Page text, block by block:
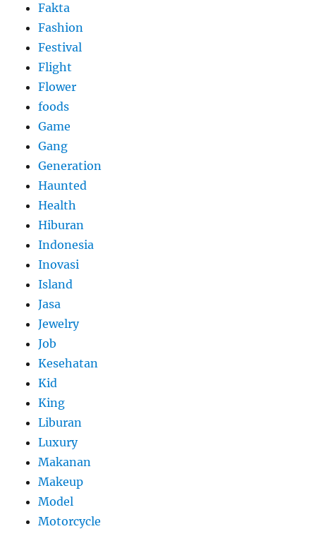
Fakta
Fashion
Festival
Flight
Flower
foods
Game
Gang
Generation
Haunted
Health
Hiburan
Indonesia
Inovasi
Island
Jasa
Jewelry
Job
Kesehatan
Kid
King
Liburan
Luxury
Makanan
Makeup
Model
Motorcycle